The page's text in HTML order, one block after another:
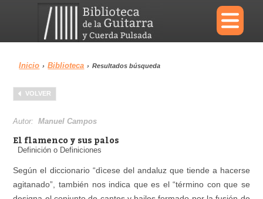
×
Menu
Biblioteca
Área personal Reproductor
Inicio › Biblioteca › Resultados búsqueda
VOLVER
Autor:Manuel Campos
El flamenco y sus palos
Definición o Definiciones
Según el diccionario “dìcese del andaluz que tiende a hacerse
agitanado”, también nos indica que es el “término con que se